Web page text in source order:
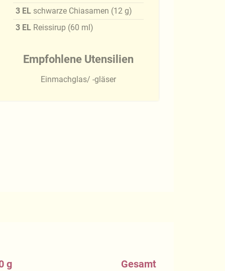
3 EL schwarze Chiasamen (12 g)
3 EL Reissirup (60 ml)
Empfohlene Utensilien
Einmachglas/ -gläser
g Gesamt